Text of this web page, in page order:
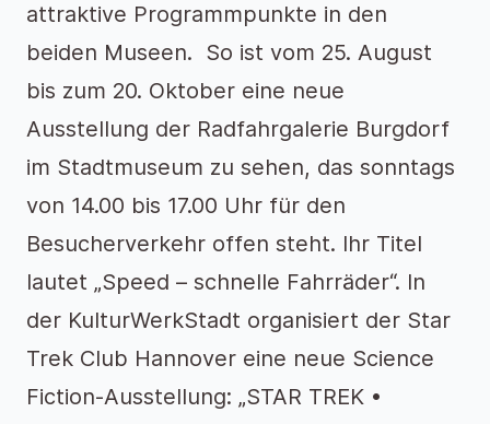
attraktive Programmpunkte in den
beiden Museen. So ist vom 25. August
bis zum 20. Oktober eine neue
Ausstellung der Radfahrgalerie Burgdorf
im Stadtmuseum zu sehen, das sonntags
von 14.00 bis 17.00 Uhr für den
Besucherverkehr offen steht. Ihr Titel
lautet „Speed – schnelle Fahrräder“. In
der KulturWerkStadt organisiert der Star
Trek Club Hannover eine neue Science
Fiction-Ausstellung: „STAR TREK •